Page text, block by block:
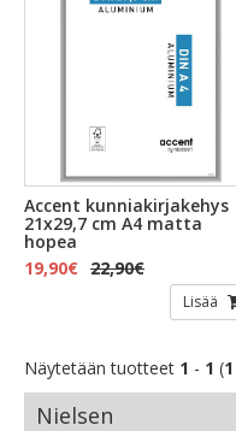
Accent kunniakirjakehys
21x29,7 cm A4 matta
hopea
19,90€ 22,90€
Lisää
Näytetään tuotteet 1 - 1 (1
Nielsen